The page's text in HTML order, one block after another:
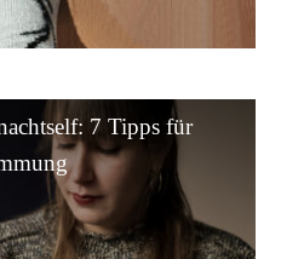
7 Tipps für